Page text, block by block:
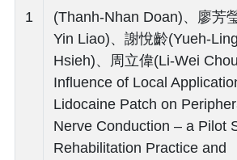
1
(Thanh-Nhan Doan)、廖芳
Yin Liao)、謝悅齡(Yueh-Ling
Hsieh)、周立偉(Li-Wei
Influence of Local
Lidocaine Patch on
Nerve Conduction – a Pilot
Rehabilitation Practice and